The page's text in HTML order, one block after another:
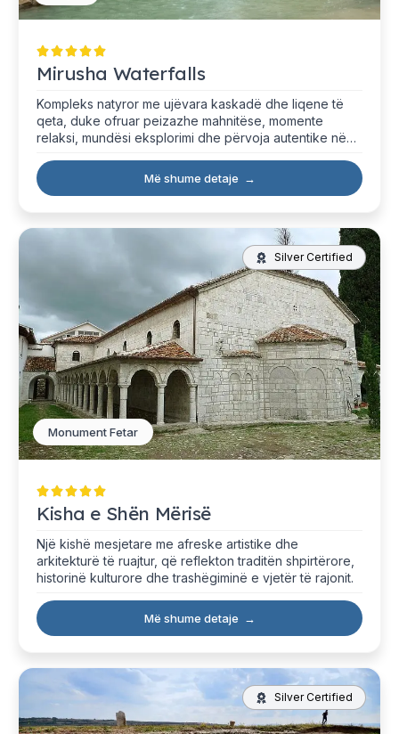
Mirusha Waterfalls
Kompleks natyror me ujëvara kaskadë dhe liqene të
qeta, duke ofruar peizazhe mahnitëse, momente
relaksi, mundësi eksplorimi dhe përvoja autentike në
Më shume detaje →
Silver Certified
Monument Fetar
Kisha e Shën Mërisë
Një kishë mesjetare me afreske artistike dhe
arkitekturë të ruajtur, që reflekton traditën shpirtërore,
historinë kulturore dhe trashëgiminë e vjetër të rajonit.
Më shume detaje →
Silver Certified